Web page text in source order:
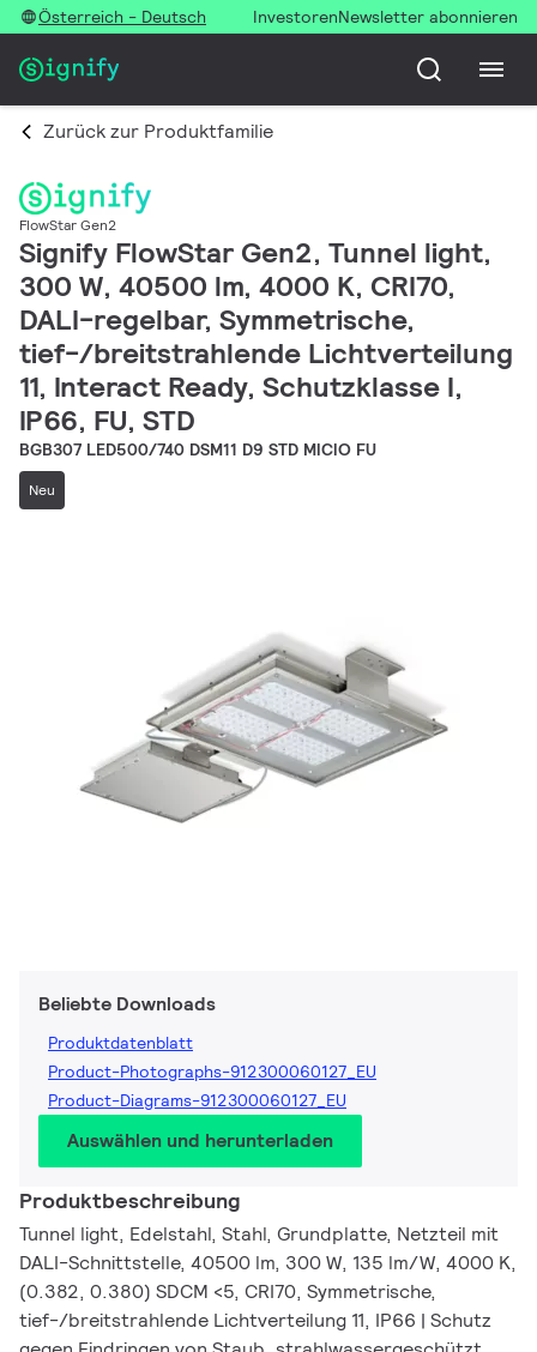
Österreich - Deutsch InvestorenNewsletter abonnieren
Zurück zur Produktfamilie
FlowStar Gen2
Signify FlowStar Gen2, Tunnel light,
300 W, 40500 lm, 4000 K, CRI70,
DALI-regelbar, Symmetrische,
tief-/breitstrahlende Lichtverteilung
11, Interact Ready, Schutzklasse I,
IP66, FU, STD
BGB307 LED500/740 DSM11 D9 STD MICIO FU
Neu
Beliebte Downloads
Produktdatenblatt
Product-Photographs-912300060127_EU
Product-Diagrams-912300060127_EU
Auswählen und herunterladen
Produktbeschreibung
Tunnel light, Edelstahl, Stahl, Grundplatte, Netzteil mit
DALI-Schnittstelle, 40500 lm, 300 W, 135 lm/W, 4000 K,
(0.382, 0.380) SDCM <5, CRI70, Symmetrische,
tief-/breitstrahlende Lichtverteilung 11, IP66 | Schutz